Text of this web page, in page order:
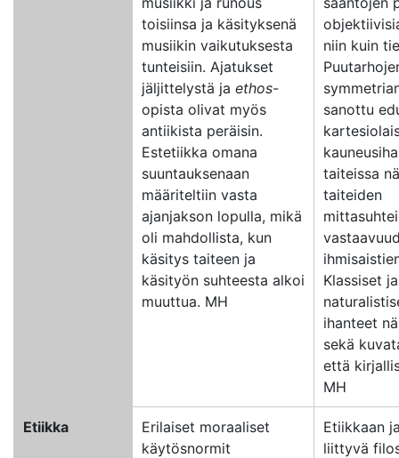
toisiinsa ja käsityksenä
musiikin vaikutuksesta
tunteisiin. Ajatukset
jäljittelystä ja ethos-
opista olivat myös
antiikista peräisin.
Estetiikka omana
suuntauksenaan
määriteltiin vasta
ajanjakson lopulla, mikä
oli mahdollista, kun
käsitys taiteen ja
käsityön suhteesta alkoi
muuttua. MH
niin kuin
sanottu
taiteissa
taiteiden
Klassiset ja
ihanteet
sekä
että
MH
Etiikka
Erilaiset moraaliset
käytösnormit
Etiikkaan
liittyvä